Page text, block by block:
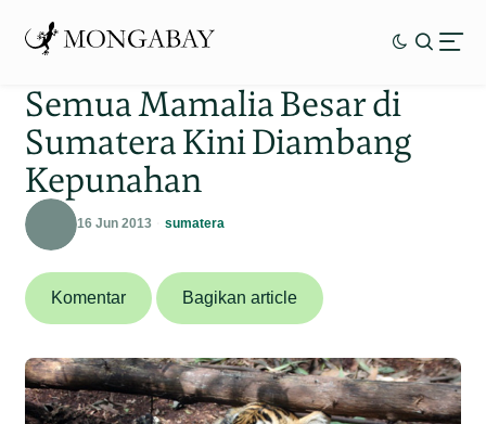
Semua Mamalia Besar di
Sumatera Kini Diambang
Kepunahan
16 Jun 2013 sumatera
Komentar Bagikan article